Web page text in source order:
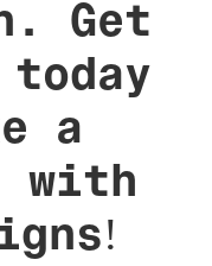
Get
a
with